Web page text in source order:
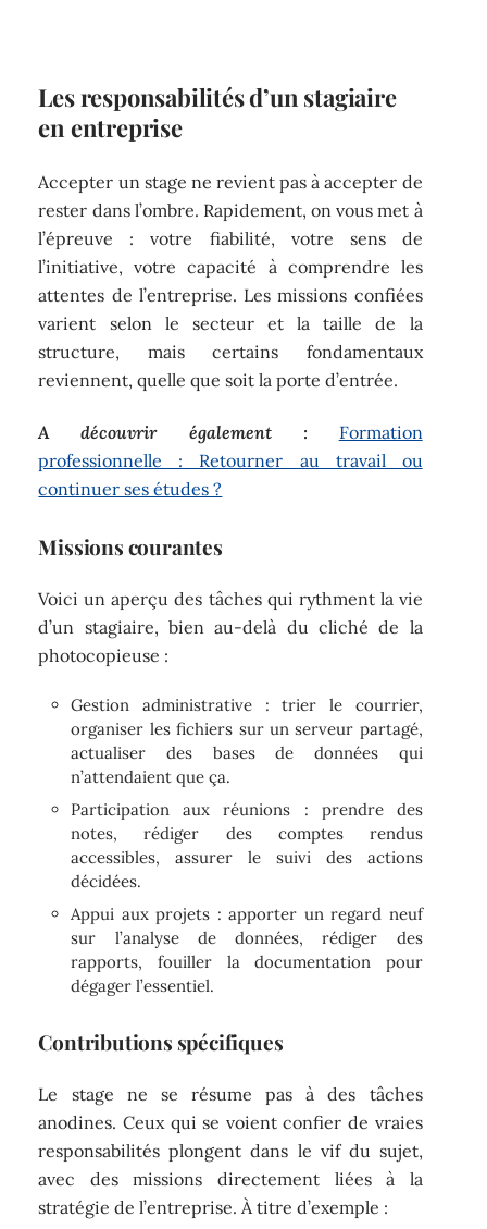
Les responsabilités d’un stagiaire
en entreprise
Accepter un stage ne revient pas à accepter de
rester dans l’ombre. Rapidement, on vous met à
l’épreuve : votre fiabilité, votre sens de
l’initiative, votre capacité à comprendre les
attentes de l’entreprise. Les missions confiées
varient selon le secteur et la taille de la
structure, mais certains fondamentaux
reviennent, quelle que soit la porte d’entrée.
A découvrir également :
Formation
professionnelle : Retourner au travail ou
continuer ses études ?
Missions courantes
Voici un aperçu des tâches qui rythment la vie
d’un stagiaire, bien au-delà du cliché de la
photocopieuse :
Gestion administrative : trier le courrier,
organiser les fichiers sur un serveur partagé,
actualiser des bases de données qui
n’attendaient que ça.
Participation aux réunions : prendre des
notes, rédiger des comptes rendus
accessibles, assurer le suivi des actions
décidées.
Appui aux projets : apporter un regard neuf
sur l’analyse de données, rédiger des
rapports, fouiller la documentation pour
dégager l’essentiel.
Contributions spécifiques
Le stage ne se résume pas à des tâches
anodines. Ceux qui se voient confier de vraies
responsabilités plongent dans le vif du sujet,
avec des missions directement liées à la
stratégie de l’entreprise. À titre d’exemple :